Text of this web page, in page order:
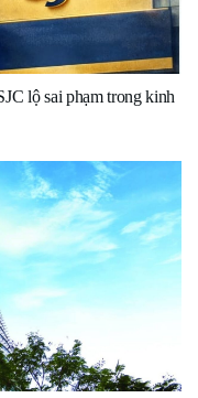
lộ sai phạm trong kinh